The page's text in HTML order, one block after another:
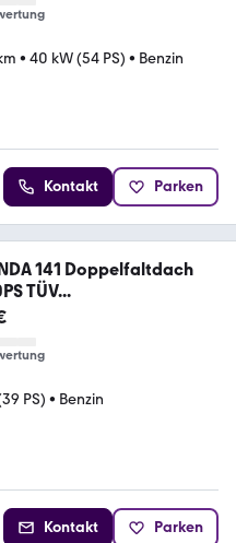
• 40 kW (54 PS) • Benzin
Kontakt Parken
141 Doppelfaltdach
TÜV...
PS) • Benzin
Kontakt Parken